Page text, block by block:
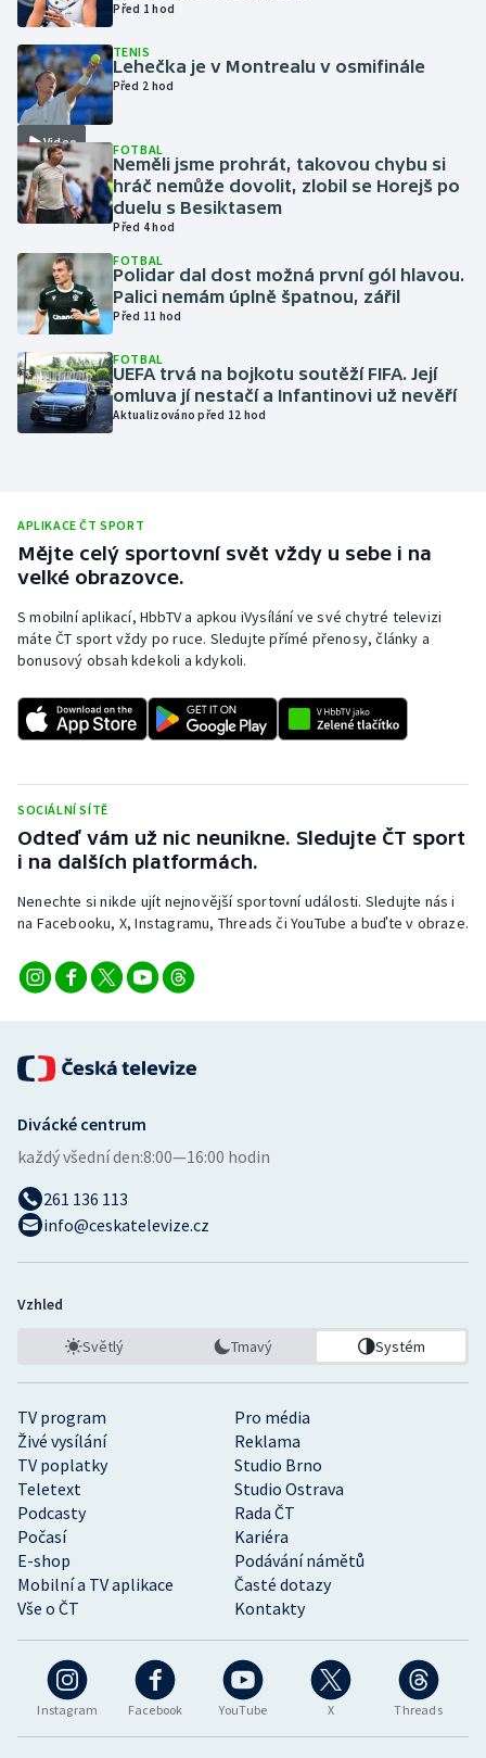
Judo
Krasobruslení
Lezení
Lyže a snowboard
Moderní pětiboj
Motorsport
Olympijské hry
Parasport
Plavání
Rychlostní kanoistika
Short track
Stolní tenis
Triatlon
Veslování
Vodní slalom
Ostatní
Před 1 hod
Video
TENIS
Lehečka je v Montrealu v osmifinále
Před 2 hod
FOTBAL
Neměli jsme prohrát, takovou chybu si
hráč nemůže dovolit, zlobil se Horejš po
duelu s Besiktasem
Před 4 hod
FOTBAL
Polidar dal dost možná první gól hlavou.
Palici nemám úplně špatnou, zářil
Před 11 hod
FOTBAL
UEFA trvá na bojkotu soutěží FIFA. Její
omluva jí nestačí a Infantinovi už nevěří
Aktualizováno před 12 hod
APLIKACE ČT SPORT
Mějte celý sportovní svět vždy u sebe i na
velké obrazovce.
S mobilní aplikací, HbbTV a apkou iVysílání ve své chytré televizi
máte ČT sport vždy po ruce. Sledujte přímé přenosy, články a
bonusový obsah kdekoli a kdykoli.
SOCIÁLNÍ SÍTĚ
Odteď vám už nic neunikne. Sledujte ČT sport
i na dalších platformách.
Nenechte si nikde ujít nejnovější sportovní události. Sledujte nás i
na Facebooku, X, Instagramu, Threads či YouTube a buďte v obraze.
Instagram Facebook YouTube X Threads
TV program
Pro média
Živé vysílání
Reklama
TV poplatky
Studio Brno
Teletext
Studio Ostrava
Podcasty
Rada ČT
Počasí
Kariéra
E-shop
Podávání námětů
Mobilní a TV aplikace
Časté dotazy
Vše o ČT
Kontakty
Divácké centrum
každý všední den:8:00—16:00 hodin
261 136 113
info@ceskatelevize.cz
Vzhled
Světlý Tmavý Systém